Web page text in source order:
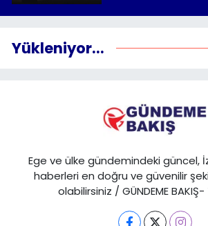
Yükleniyor...
Ege ve ülke gündemindeki güncel,
haberleri en doğru ve güvenilir
olabilirsiniz / GÜNDEME BAKIŞ-